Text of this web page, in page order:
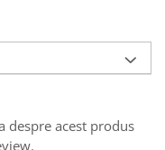
despre acest produs